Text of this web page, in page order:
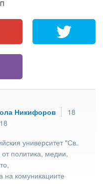
Никифоров
18
университет "Св.
политика, медии,
на комуникациите